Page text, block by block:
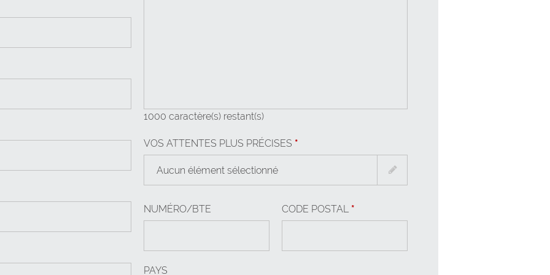
en Province de
1000 caractère(s) restant(s)
VOS ATTENTES PLUS PRÉCISES *
Aucun élément sélectionné
NUMÉRO/BTE CODE POSTAL *
PAYS